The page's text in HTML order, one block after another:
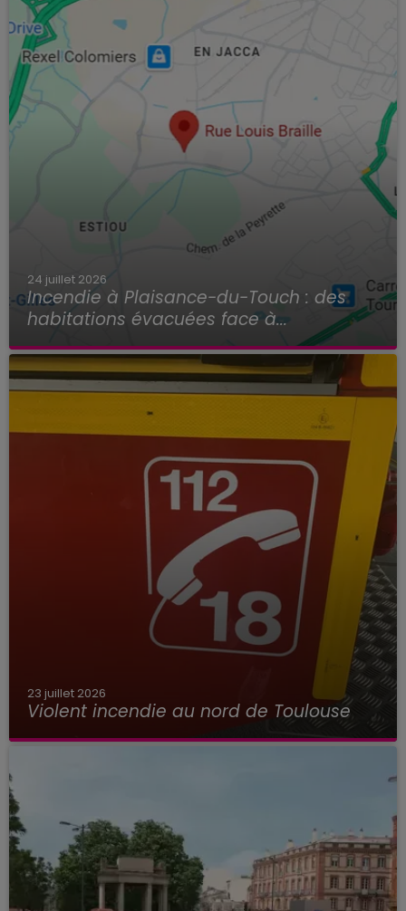
24 juillet 2026
Incendie à Plaisance-du-Touch : des
habitations évacuées face à...
23 juillet 2026
Violent incendie au nord de Toulouse